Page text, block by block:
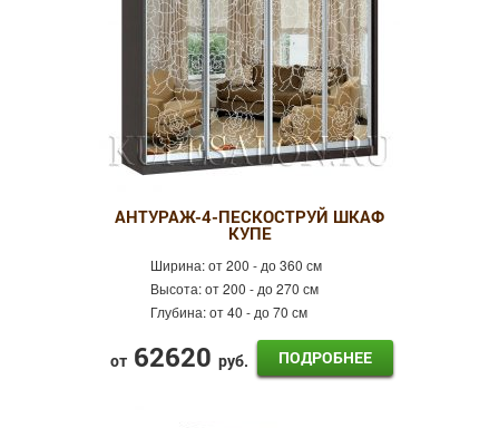
АНТУРАЖ-4-ПЕСКОСТРУЙ ШКАФ
КУПЕ
Ширина:от 200 - до 360 см
Высота:от 200 - до 270 см
Глубина:от 40 - до 70 см
от 62620 руб. ПОДРОБНЕЕ